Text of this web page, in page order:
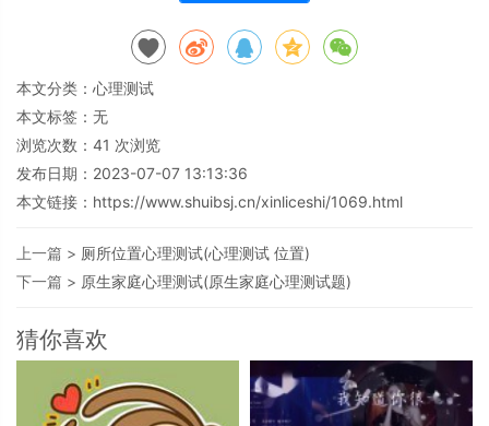
本文分类： 心理测试
本文标签：无
浏览次数： 41 次浏览
发布日期：2023-07-07 13:13:36
本文链接： https://www.shuibsj.cn/xinliceshi/1069.html
上一篇 > 厕所位置心理测试(心理测试 位置)
下一篇 > 原生家庭心理测试(原生家庭心理测试题)
猜你喜欢